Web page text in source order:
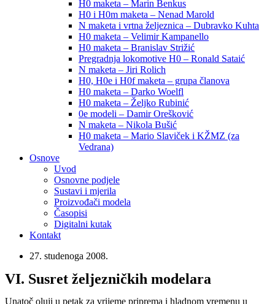
H0 maketa – Marin Benkus
H0 i H0m maketa – Nenad Marold
N maketa i vrtna željeznica – Dubravko Kuhta
H0 maketa – Velimir Kampanello
H0 maketa – Branislav Strižić
Pregradnja lokomotive H0 – Ronald Sataić
N maketa – Jiri Rolich
H0, H0e i H0f maketa – grupa članova
H0 maketa – Darko Woelfl
H0 maketa – Željko Rubinić
0e modeli – Damir Orešković
N maketa – Nikola Bušić
H0 maketa – Mario Slaviček i KŽMZ (za
Vedrana)
Osnove
Uvod
Osnovne podjele
Sustavi i mjerila
Proizvođači modela
Časopisi
Digitalni kutak
Kontakt
27. studenoga 2008.
VI. Susret željezničkih modelara
Unatoč oluji u petak za vrijeme priprema i hladnom vremenu u